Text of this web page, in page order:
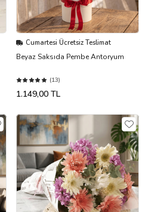
Cumartesi Ücretsiz Teslimat
Beyaz Saksıda Pembe Antoryum
(13)
1.149,00 TL